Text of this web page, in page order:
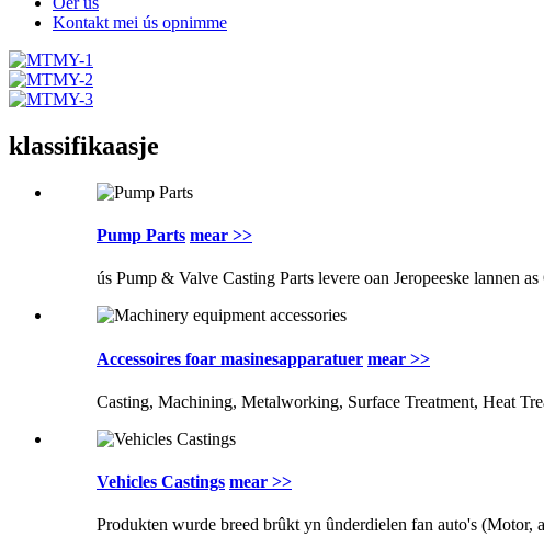
Kontakt mei ús opnimme
klassifikaasje
Pump Parts mear >>
ús Pump & Valve Casting Parts levere oan Jeropeeske lannen
Accessoires foar masinesapparatuer mear >>
Casting, Machining, Metalworking, Surface Treatment, Heat
Vehicles Castings mear >>
Produkten wurde breed brûkt yn ûnderdielen fan auto's (Motor,